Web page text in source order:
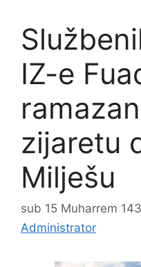
IZ-e
zijaretu
Milješu
sub 15 Muharrem
Administrator